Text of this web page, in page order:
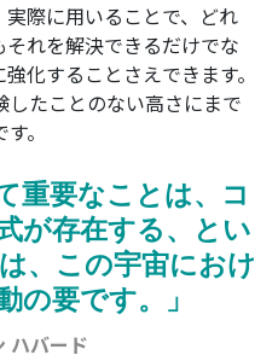
際に用いることで、どれ
れを解決できるだけでな
化することさえできます。
たことのない高さにまで
。
重要なことは、コ
が存在する、とい
、この宇宙におけ
の要です。」
ハバード